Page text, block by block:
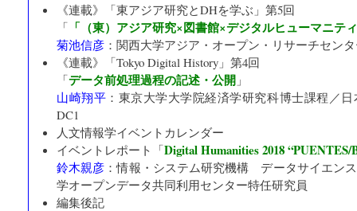
《連載》「東アジア研究とDHを学ぶ 」第5回
「 「（東）アジア研究×図書館×デジタルヒューマニテ
菊池信彦 ： 関西大学アジア・オープン・リサーチセン
《連載》「Tokyo Digital History 」第4回
「データ前処理過程の記述・公開 」
山崎翔平 ： 東京大学大学院経済学研究科博士課程／
DC1
人文情報学イベントカレンダー
イベントレポート「Digital Humanities 2018
鈴木親彦 ：情報・システム研究機構 データサイエン
学オープンデータ共同利用センター特任研究員
編集後記